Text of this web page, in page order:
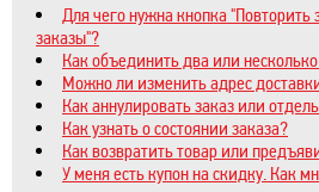
Для чего нужна кнопка "Повторить
заказы"?
Как объединить два или
Можно ли изменить адрес
Как аннулировать заказ или
Как узнать о состоянии заказа?
Как возвратить товар или
У меня есть купон на скидку. Как